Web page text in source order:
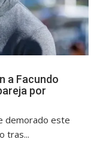
a Facundo
por
demorado este
tras...